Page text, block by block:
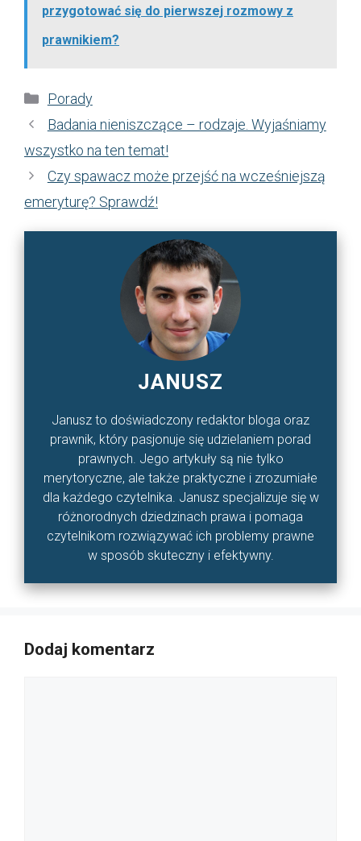
przygotować się do pierwszej rozmowy z
prawnikiem?
Kategorie
Porady
Badania nieniszczące – rodzaje. Wyjaśniamy
wszystko na ten temat!
Czy spawacz może przejść na wcześniejszą
emeryturę? Sprawdź!
JANUSZ
Janusz to doświadczony redaktor bloga oraz
prawnik, który pasjonuje się udzielaniem porad
prawnych. Jego artykuły są nie tylko
merytoryczne, ale także praktyczne i zrozumiałe
dla każdego czytelnika. Janusz specjalizuje się w
różnorodnych dziedzinach prawa i pomaga
czytelnikom rozwiązywać ich problemy prawne
w sposób skuteczny i efektywny.
Dodaj komentarz